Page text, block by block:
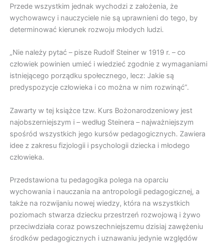
Przede wszystkim jednak wychodzi z założenia, że
wychowawcy i nauczyciele nie są uprawnieni do tego, by
determinować kierunek rozwoju młodych ludzi.
„Nie należy pytać – pisze Rudolf Steiner w 1919 r. – co
człowiek powinien umieć i wiedzieć zgodnie z wymaganiami
istniejącego porządku społecznego, lecz: Jakie są
predyspozycje człowieka i co można w nim rozwinąć”.
Zawarty w tej książce tzw. Kurs Bożonarodzeniowy jest
najobszerniejszym i – według Steinera – najważniejszym
spośród wszystkich jego kursów pedagogicznych. Zawiera
idee z zakresu fizjologii i psychologii dziecka i młodego
człowieka.
Przedstawiona tu pedagogika polega na oparciu
wychowania i nauczania na antropologii pedagogicznej, a
także na rozwijaniu nowej wiedzy, która na wszystkich
poziomach stwarza dziecku przestrzeń rozwojową i żywo
przeciwdziała coraz powszechniejszemu dzisiaj zawężeniu
środków pedagogicznych i uznawaniu jedynie względów